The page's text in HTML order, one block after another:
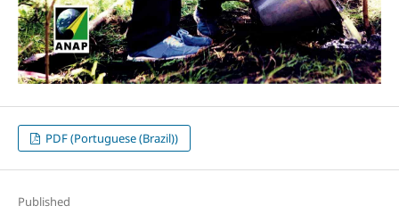
PDF (Portuguese (Brazil))
Published